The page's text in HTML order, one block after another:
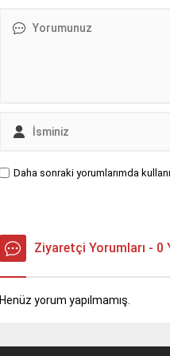
Daha sonraki yorumlarımda
Ziyaretçi Yorumları - 0
Henüz yorum yapılmamış.